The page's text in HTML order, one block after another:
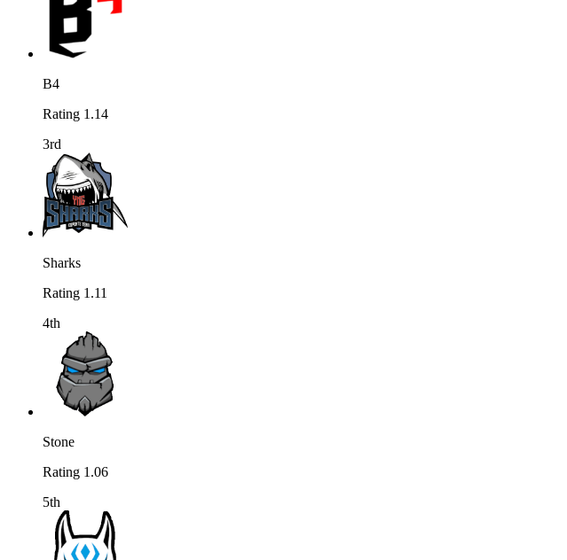
B4
Rating 1.14
3rd
Sharks
Rating 1.11
4th
Stone
Rating 1.06
5th